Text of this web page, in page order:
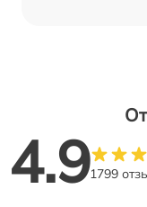
4.91799